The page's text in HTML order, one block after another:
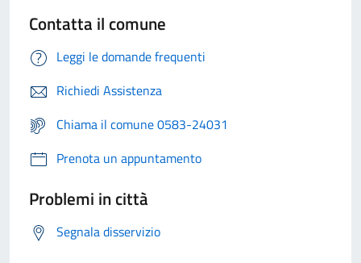
Contatta il comune
Leggi le domande frequenti
Richiedi Assistenza
Chiama il comune 0583-24031
Prenota un appuntamento
Problemi in città
Segnala disservizio